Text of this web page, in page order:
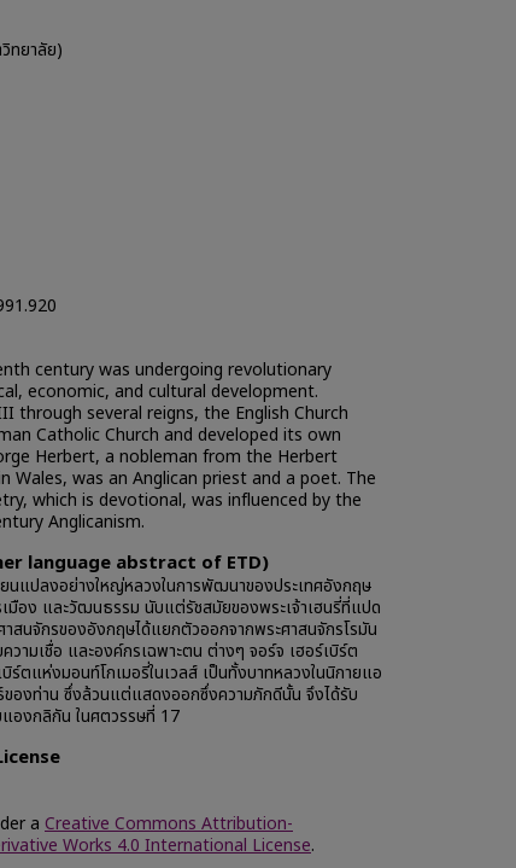
ทยาลัย)
century was undergoing revolutionary
economic, and cultural development.
through several reigns, the English Church
Catholic Church and developed its own
Herbert, a nobleman from the Herbert
Wales, was an Anglican priest and a poet. The
which is devotional, was influenced by the
Anglicanism.
language abstract of ETD)
นแปลงอย่างใหญ่หลวงในการพัฒนาของประเทศอังกฤษ
มือง และวัฒนธรรม นับแต่รัชสมัยของพระเจ้าเฮนรี่ที่แปด
าสนจักรของอังกฤษได้แยกตัวออกจากพระศาสนจักรโรมัน
ามเชื่อ และองค์กรเฉพาะตน ต่างๆ จอร์จ เฮอร์เบิร์ต
ร์ตแห่งมอนท์โกเมอรี่ในเวลส์ เป็นทั้งบาทหลวงในนิกายแอ
องท่าน ซึ่งล้วนแต่แสดงออกซึ่งความภักดีนั้น จึงได้รับ
องกลิกัน ในศตวรรษที่ 17
a Creative Commons Attribution-
Works 4.0 International License.